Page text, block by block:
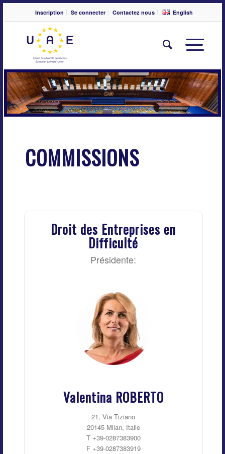
Inscription Se connecter Contactez nous English
COMMISSIONS
Droit des Entreprises en
Difficulté
Présidente:
Valentina ROBERTO
21, Via Tiziano
20145 Milan, Italie
T +39-0287383900
F +39-0287383919